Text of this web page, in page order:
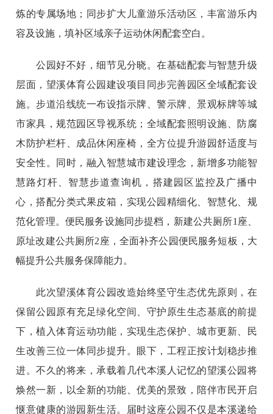
炼的专属场地；同步扩大儿童游乐活动区，丰富游乐内
容及设施，填补区域亲子运动休闲配套空白。
公园好不好，细节见分晓。在基础配套与智慧升级
层面，望溪体育公园建设项目同步完善园区全域配套设
施。步道沿线统一布设指示牌、警示牌、景观标牌等城
市家具，规范园区导视系统；全域配套照明设施、防腐
木防护栏杆、成品休闲座椅，全方位提升游园舒适度与
安全性。同时，融入智慧城市建设理念，新增多功能智
慧路灯杆、智慧步道查询机，搭建园区监控及广播中
心，搭配分类式果皮箱，实现公园精细化、智慧化、规
范化管理。便民服务设施同步提档，新建公共厕所1座、
原址改建公共厕所2座，全面补齐公园便民服务短板，大
幅提升公共服务保障能力。
此次望溪体育公园改造始终坚守生态优先原则，在
保留公园原有充足绿化空间、守护原生生态基底的前提
下，植入体育运动功能，实现生态保护、城市更新、民
生改善三位一体同步提升。眼下，工程正按计划稳步推
进。不久的将来，承载着几代本溪人记忆的望溪公园将
焕然一新，以全新的功能、优美的景致，陪伴市民开启
惬意健康的游园新生活。届时这座公园不仅是本溪递给